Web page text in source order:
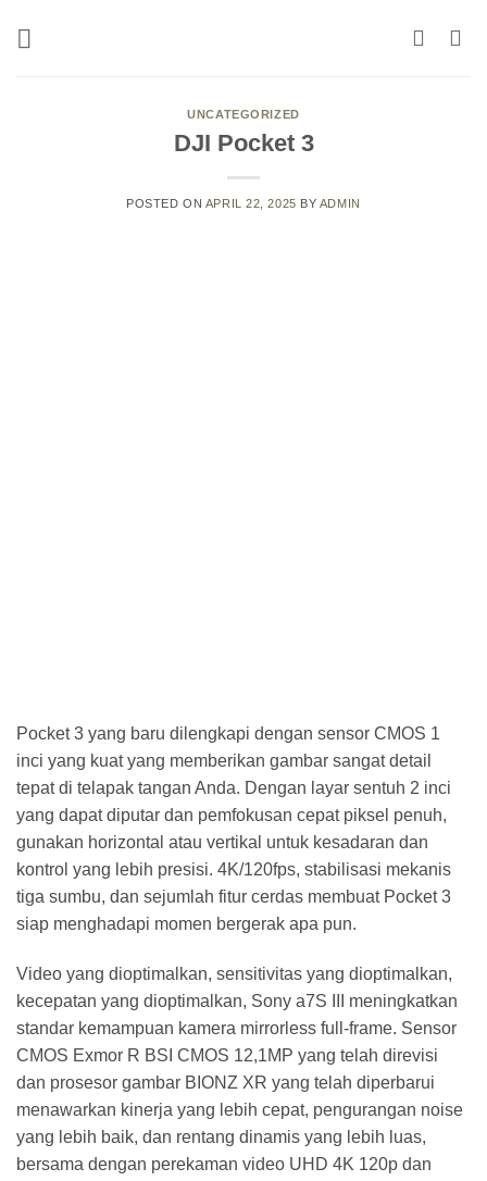
UNCATEGORIZED
DJI Pocket 3
POSTED ON APRIL 22, 2025 BY ADMIN
Pocket 3 yang baru dilengkapi dengan sensor CMOS 1
inci yang kuat yang memberikan gambar sangat detail
tepat di telapak tangan Anda. Dengan layar sentuh 2 inci
yang dapat diputar dan pemfokusan cepat piksel penuh,
gunakan horizontal atau vertikal untuk kesadaran dan
kontrol yang lebih presisi. 4K/120fps, stabilisasi mekanis
tiga sumbu, dan sejumlah fitur cerdas membuat Pocket 3
siap menghadapi momen bergerak apa pun.
Video yang dioptimalkan, sensitivitas yang dioptimalkan,
kecepatan yang dioptimalkan, Sony a7S III meningkatkan
standar kemampuan kamera mirrorless full-frame. Sensor
CMOS Exmor R BSI CMOS 12,1MP yang telah direvisi
dan prosesor gambar BIONZ XR yang telah diperbarui
menawarkan kinerja yang lebih cepat, pengurangan noise
yang lebih baik, dan rentang dinamis yang lebih luas,
bersama dengan perekaman video UHD 4K 120p dan